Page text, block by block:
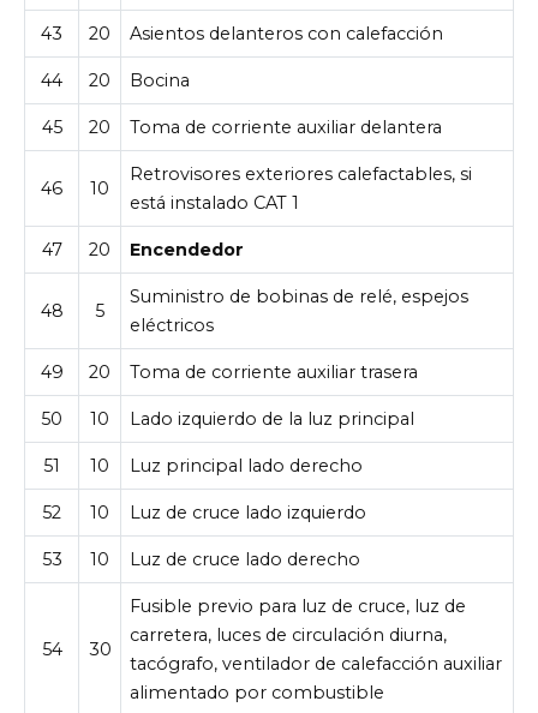
43 20 Asientos delanteros con calefacción
44 20 Bocina
45 20 Toma de corriente auxiliar delantera
46 10
Retrovisores exteriores calefactables, si
está instalado CAT 1
47 20 Encendedor
48 5
Suministro de bobinas de relé, espejos
eléctricos
49 20 Toma de corriente auxiliar trasera
50 10 Lado izquierdo de la luz principal
51 10 Luz principal lado derecho
52 10 Luz de cruce lado izquierdo
53 10 Luz de cruce lado derecho
54 30
Fusible previo para luz de cruce, luz de
carretera, luces de circulación diurna,
tacógrafo, ventilador de calefacción auxiliar
alimentado por combustible